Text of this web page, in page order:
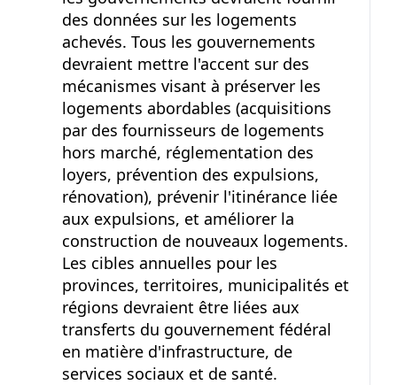
des données sur les logements
achevés. Tous les gouvernements
devraient mettre l'accent sur des
mécanismes visant à préserver les
logements abordables (acquisitions
par des fournisseurs de logements
hors marché, réglementation des
loyers, prévention des expulsions,
rénovation), prévenir l'itinérance liée
aux expulsions, et améliorer la
construction de nouveaux logements.
Les cibles annuelles pour les
provinces, territoires, municipalités et
régions devraient être liées aux
transferts du gouvernement fédéral
en matière d'infrastructure, de
services sociaux et de santé.